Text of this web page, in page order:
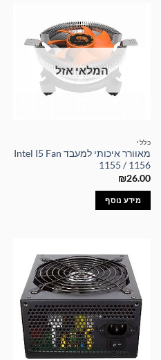
המלאי אזל
כללי
מאוורר איכותי למעבד Intel I5 Fan
1155 / 1156
₪26.00
מידע נוסף